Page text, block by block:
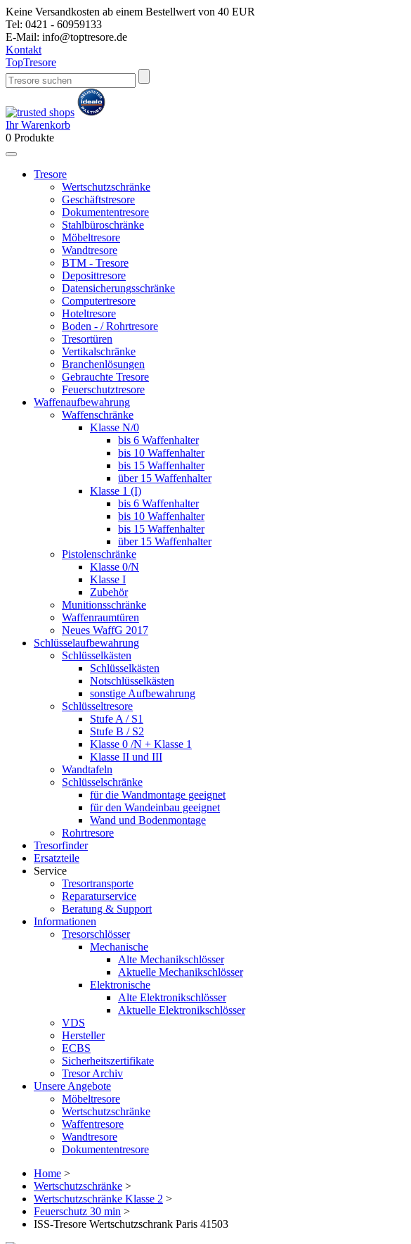
Keine Versandkosten ab einem Bestellwert von 40 EUR
Tel: 0421 - 60959133
E-Mail: info@toptresore.de
Kontakt
TopTresore
Ihr Warenkorb
0 Produkte
Tresore
Wertschutzschränke
Geschäftstresore
Dokumententresore
Stahlbüroschränke
Möbeltresore
Wandtresore
BTM - Tresore
Deposittresore
Datensicherungsschränke
Computertresore
Hoteltresore
Boden - / Rohrtresore
Tresortüren
Vertikalschränke
Branchenlösungen
Gebrauchte Tresore
Feuerschutztresore
Waffenaufbewahrung
Waffenschränke
Klasse N/0
bis 6 Waffenhalter
bis 10 Waffenhalter
bis 15 Waffenhalter
über 15 Waffenhalter
Klasse 1 (I)
bis 6 Waffenhalter
bis 10 Waffenhalter
bis 15 Waffenhalter
über 15 Waffenhalter
Pistolenschränke
Klasse 0/N
Klasse I
Zubehör
Munitionsschränke
Waffenraumtüren
Neues WaffG 2017
Schlüsselaufbewahrung
Schlüsselkästen
Schlüsselkästen
Notschlüsselkästen
sonstige Aufbewahrung
Schlüsseltresore
Stufe A / S1
Stufe B / S2
Klasse 0 /N + Klasse 1
Klasse II und III
Wandtafeln
Schlüsselschränke
für die Wandmontage geeignet
für den Wandeinbau geeignet
Wand und Bodenmontage
Rohrtresore
Tresorfinder
Ersatzteile
Service
Tresortransporte
Reparaturservice
Beratung & Support
Informationen
Tresorschlösser
Mechanische
Alte Mechanikschlösser
Aktuelle Mechanikschlösser
Elektronische
Alte Elektronikschlösser
Aktuelle Elektronikschlösser
VDS
Hersteller
ECBS
Sicherheitszertifikate
Tresor Archiv
Unsere Angebote
Möbeltresore
Wertschutzschränke
Waffentresore
Wandtresore
Dokumententresore
Home >
Wertschutzschränke >
Wertschutzschränke Klasse 2 >
Feuerschutz 30 min >
ISS-Tresore Wertschutzschrank Paris 41503